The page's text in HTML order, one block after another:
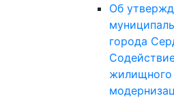
Об
города
жилищного